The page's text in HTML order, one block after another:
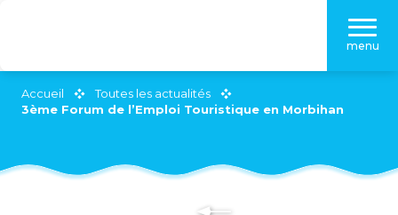
principal
menu
Accueil
Toutes les actualités
3ème Forum de l’Emploi Touristique en Morbihan